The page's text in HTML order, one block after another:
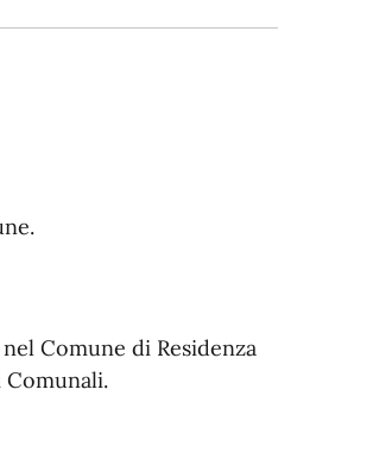
Comune di Residenza